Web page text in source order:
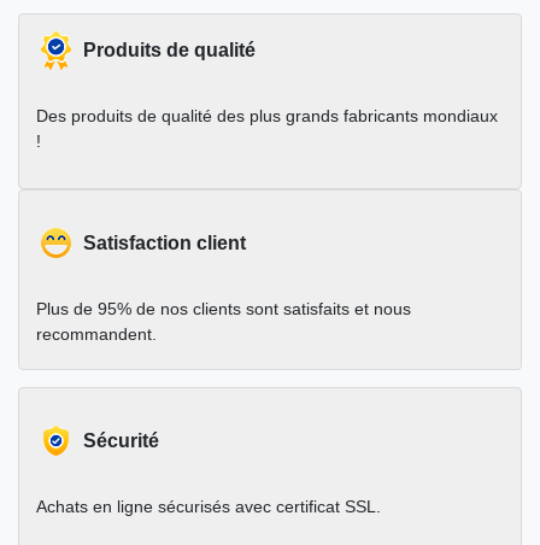
Produits de qualité
Des produits de qualité des plus grands fabricants mondiaux
!
Satisfaction client
Plus de 95% de nos clients sont satisfaits et nous
recommandent.
Sécurité
Achats en ligne sécurisés avec certificat SSL.